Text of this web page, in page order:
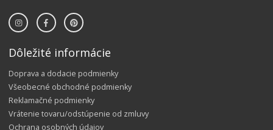
Dôležité informácie
Doprava a dodacie podmienky
Všeobecné obchodné podmienky
Reklamačné podmienky
Vrátenie tovaru/odstúpenie od zmluvy
Ochrana osobných údajov